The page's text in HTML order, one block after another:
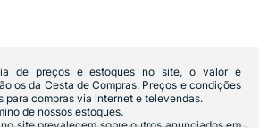
de preços e estoques no site, o valor e
os da Cesta de Compras. Preços e condições
para compras via internet e televendas.
de nossos estoques.
site prevalecem sobre outros anunciados em